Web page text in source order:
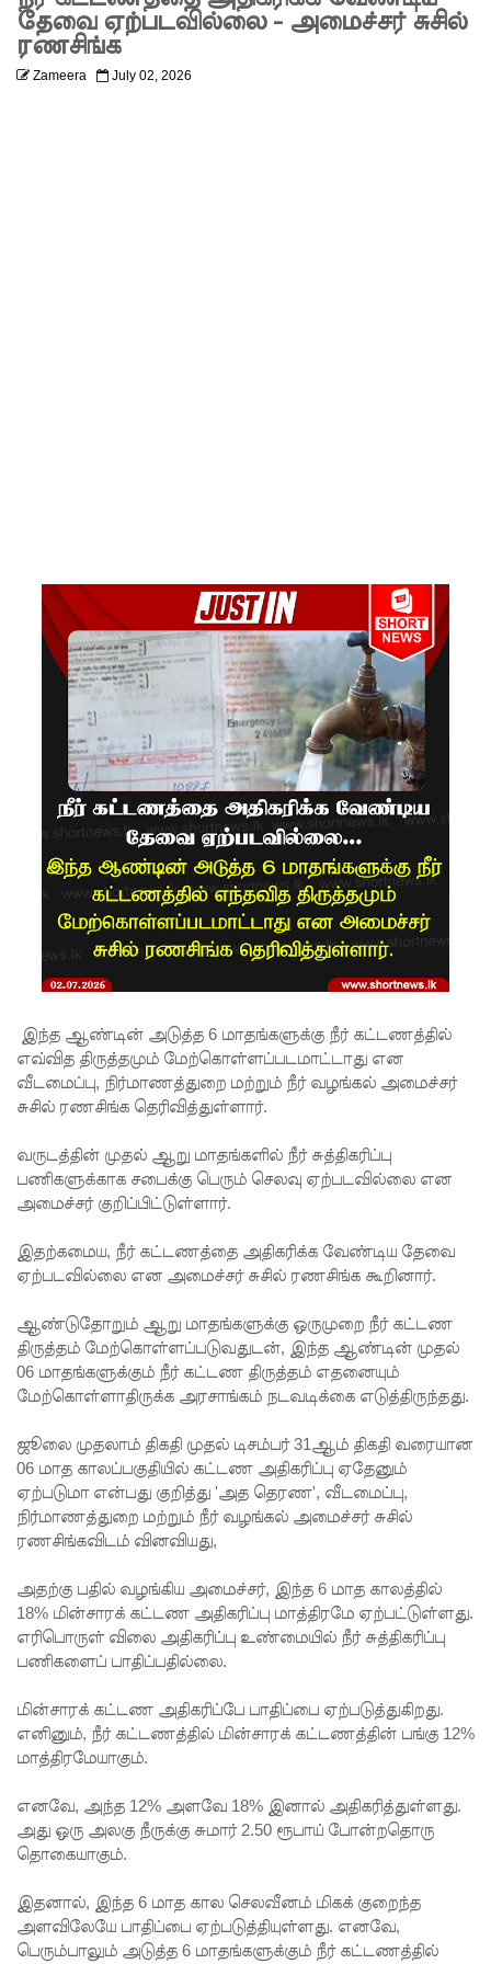
அரசியல்
பேரவையி
ஆட்சிக்கா
முதற்படி!
நம்பிக்கை
யில்லாப்
பிரேர
ணையைத்
தோற்கடித்
சிறைச்சா
மோதல்
தொடர்கி
சஜித்
பிரேமதாச
குற்றச்சாட்
டு
சிறை
மோதல்க
ளுக்கும்
களுக்கும்
தொடர்பா?
" :
அரசாங்க
த்தை
சாடிய
தரக்
குறைபாடு
கள்
காரணமா
நாடுகளில்
புதிய
தேவை ஏற்படவில்லை - அமைச்சர் சுசில்
ரணசிங்க
Zameera July 02, 2026
இந்த ஆண்டின் அடுத்த 6 மாதங்களுக்கு நீர் கட்டணத்தில்
எவ்வித திருத்தமும் மேற்கொள்ளப்படமாட்டாது என
வீடமைப்பு, நிர்மாணத்துறை மற்றும் நீர் வழங்கல் அமைச்சர்
சுசில் ரணசிங்க தெரிவித்துள்ளார்.
வருடத்தின் முதல் ஆறு மாதங்களில் நீர் சுத்திகரிப்பு
பணிகளுக்காக சபைக்கு பெரும் செலவு ஏற்படவில்லை என
அமைச்சர் குறிப்பிட்டுள்ளார்.
இதற்கமைய, நீர் கட்டணத்தை அதிகரிக்க வேண்டிய தேவை
ஏற்படவில்லை என அமைச்சர் சுசில் ரணசிங்க கூறினார்.
ஆண்டுதோறும் ஆறு மாதங்களுக்கு ஒருமுறை நீர் கட்டண
திருத்தம் மேற்கொள்ளப்படுவதுடன், இந்த ஆண்டின் முதல்
06 மாதங்களுக்கும் நீர் கட்டண திருத்தம் எதனையும்
மேற்கொள்ளாதிருக்க அரசாங்கம் நடவடிக்கை எடுத்திருந்தது.
ஜூலை முதலாம் திகதி முதல் டிசம்பர் 31ஆம் திகதி வரையான
06 மாத காலப்பகுதியில் கட்டண அதிகரிப்பு ஏதேனும்
ஏற்படுமா என்பது குறித்து 'அத தெரண', வீடமைப்பு,
நிர்மாணத்துறை மற்றும் நீர் வழங்கல் அமைச்சர் சுசில்
ரணசிங்கவிடம் வினவியது,
அதற்கு பதில் வழங்கிய அமைச்சர், இந்த 6 மாத காலத்தில்
18% மின்சாரக் கட்டண அதிகரிப்பு மாத்திரமே ஏற்பட்டுள்ளது.
எரிபொருள் விலை அதிகரிப்பு உண்மையில் நீர் சுத்திகரிப்பு
பணிகளைப் பாதிப்பதில்லை.
மின்சாரக் கட்டண அதிகரிப்பே பாதிப்பை ஏற்படுத்துகிறது.
எனினும், நீர் கட்டணத்தில் மின்சாரக் கட்டணத்தின் பங்கு 12%
மாத்திரமேயாகும்.
எனவே, அந்த 12% அளவே 18% இனால் அதிகரித்துள்ளது.
அது ஒரு அலகு நீருக்கு சுமார் 2.50 ரூபாய் போன்றதொரு
தொகையாகும்.
இதனால், இந்த 6 மாத கால செலவீனம் மிகக் குறைந்த
அளவிலேயே பாதிப்பை ஏற்படுத்தியுள்ளது. எனவே,
பெரும்பாலும் அடுத்த 6 மாதங்களுக்கும் நீர் கட்டணத்தில்